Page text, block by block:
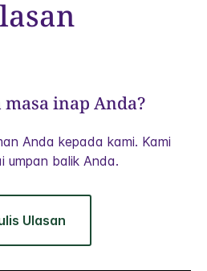
inap Anda?
Anda kepada kami. Kami
umpan balik Anda.
Ulasan